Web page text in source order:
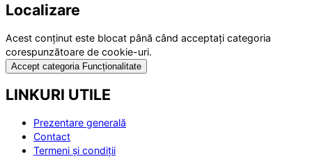
Localizare
Acest conținut este blocat până când acceptați categoria
corespunzătoare de cookie-uri.
Accept categoria Funcționalitate
LINKURI UTILE
Prezentare generală
Contact
Termeni și condiții